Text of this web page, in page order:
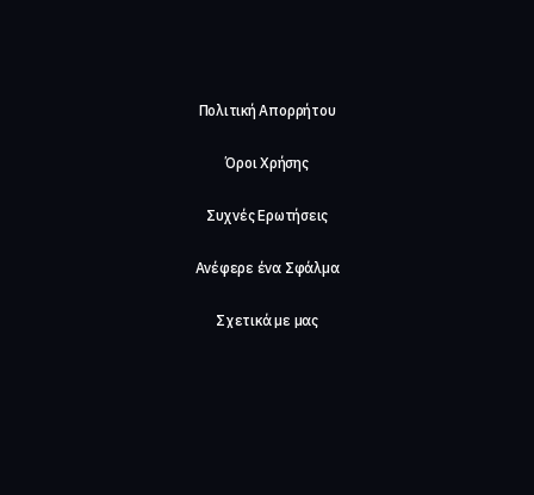
Πολιτική Απορρήτου
Όροι Χρήσης
Συχνές Ερωτήσεις
Ανέφερε ένα Σφάλμα
Σχετικά με μας